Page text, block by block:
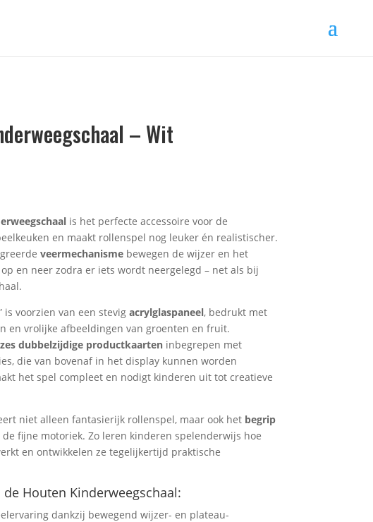
– Wit
is het perfecte accessoire voor de
en maakt rollenspel nog leuker én realistischer.
veermechanismebewegen de wijzer en het
en neer zodra er iets wordt neergelegd – net als bij
is voorzien van een stevig acrylglaspaneel, bedrukt met
en vrolijke afbeeldingen van groenten en fruit.
zes dubbelzijdige productkaarteninbegrepen met
die van bovenaf in het display kunnen worden
het spel compleet en nodigt kinderen uit tot creatieve
niet alleen fantasierijk rollenspel, maar ook het begrip
fijne motoriek. Zo leren kinderen spelenderwijs hoe
en ontwikkelen ze tegelijkertijd praktische
Houten Kinderweegschaal:
dankzij bewegend wijzer- en plateau-